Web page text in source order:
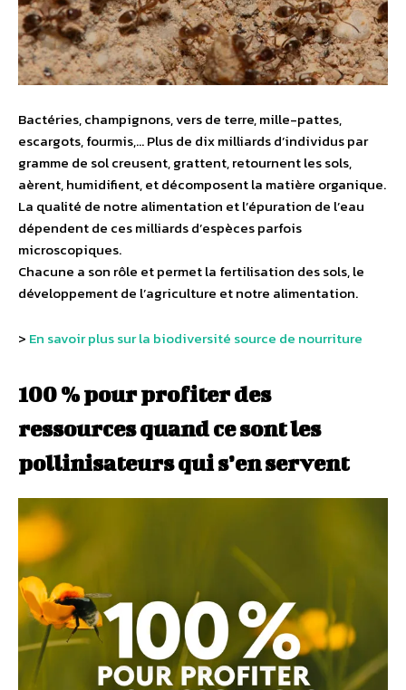
Bactéries, champignons, vers de terre, mille-pattes,
escargots, fourmis,… Plus de dix milliards d’individus par
gramme de sol creusent, grattent, retournent les sols,
aèrent, humidifient, et décomposent la matière organique.
La qualité de notre alimentation et l’épuration de l’eau
dépendent de ces milliards d’espèces parfois
microscopiques.
Chacune a son rôle et permet la fertilisation des sols, le
développement de l’agriculture et notre alimentation.
> En savoir plus sur la biodiversité source de nourriture
100 % pour profiter des
ressources quand ce sont les
pollinisateurs qui s’en servent